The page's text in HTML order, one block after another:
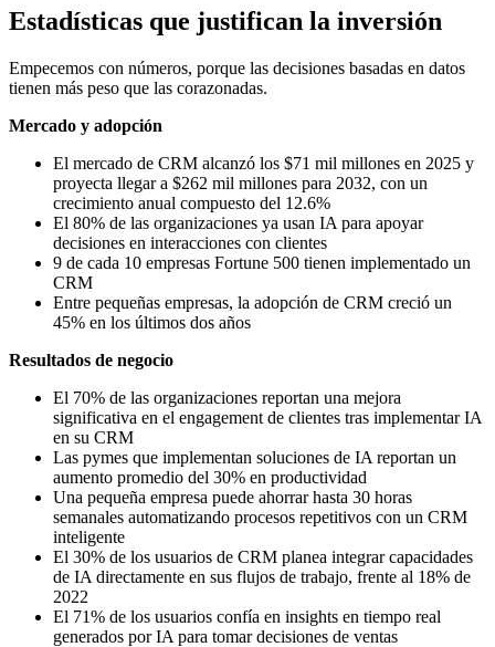
Estadísticas que justifican la inversión
Empecemos con números, porque las decisiones basadas en datos
tienen más peso que las corazonadas.
Mercado y adopción
El mercado de CRM alcanzó los $71 mil millones en 2025 y
proyecta llegar a $262 mil millones para 2032, con un
crecimiento anual compuesto del 12.6%
El 80% de las organizaciones ya usan IA para apoyar
decisiones en interacciones con clientes
9 de cada 10 empresas Fortune 500 tienen implementado un
CRM
Entre pequeñas empresas, la adopción de CRM creció un
45% en los últimos dos años
Resultados de negocio
El 70% de las organizaciones reportan una mejora
significativa en el engagement de clientes tras implementar IA
en su CRM
Las pymes que implementan soluciones de IA reportan un
aumento promedio del 30% en productividad
Una pequeña empresa puede ahorrar hasta 30 horas
semanales automatizando procesos repetitivos con un CRM
inteligente
El 30% de los usuarios de CRM planea integrar capacidades
de IA directamente en sus flujos de trabajo, frente al 18% de
2022
El 71% de los usuarios confía en insights en tiempo real
generados por IA para tomar decisiones de ventas